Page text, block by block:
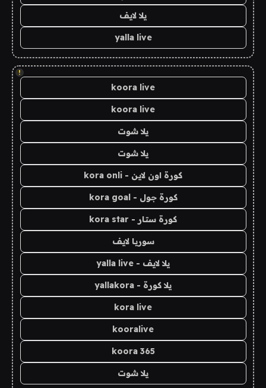
يلا لايف
yalla live
!
koora live
koora live
يلا شوت
يلا شوت
كورة اون لاين - kora onli
كورة جول - kora goal
كورة ستار - kora star
سوريا لايف
يلا لايف - yalla live
يلا كورة - yallakora
kora live
kooralive
koora 365
يلا شوت